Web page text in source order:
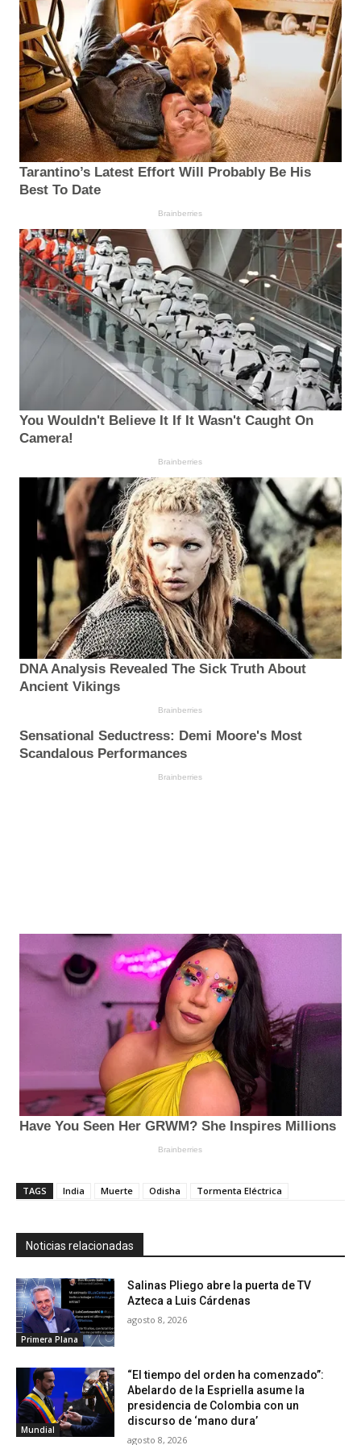
TAGS India Muerte Odisha Tormenta Eléctrica
Noticias relacionadas
Primera Plana
Salinas Pliego abre la puerta de TV
Azteca a Luis Cárdenas
agosto 8, 2026
Mundial
“El tiempo del orden ha comenzado”:
Abelardo de la Espriella asume la
presidencia de Colombia con un
discurso de ‘mano dura’
agosto 8, 2026